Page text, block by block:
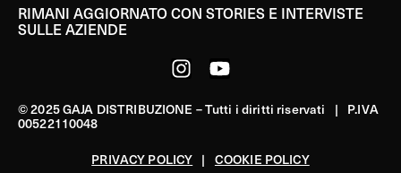
RIMANI AGGIORNATO CON STORIES E INTERVISTE
SULLE AZIENDE
© 2025 GAJA DISTRIBUZIONE – Tutti i diritti riservati | P.IVA
00522110048
PRIVACY POLICY | COOKIE POLICY